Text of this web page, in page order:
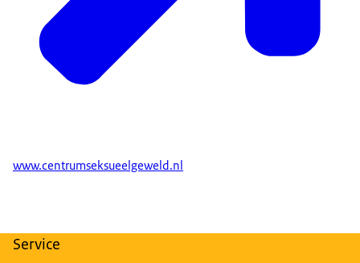
www.centrumseksueelgeweld.nl
Service